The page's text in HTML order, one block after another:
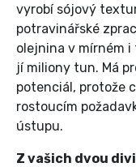
vyrobí sójový
potravinářské
olejnina v mírném i
jí mi­liony tun. Má
potenciál, protože
rostoucím
ústupu.
Z vašich dvou